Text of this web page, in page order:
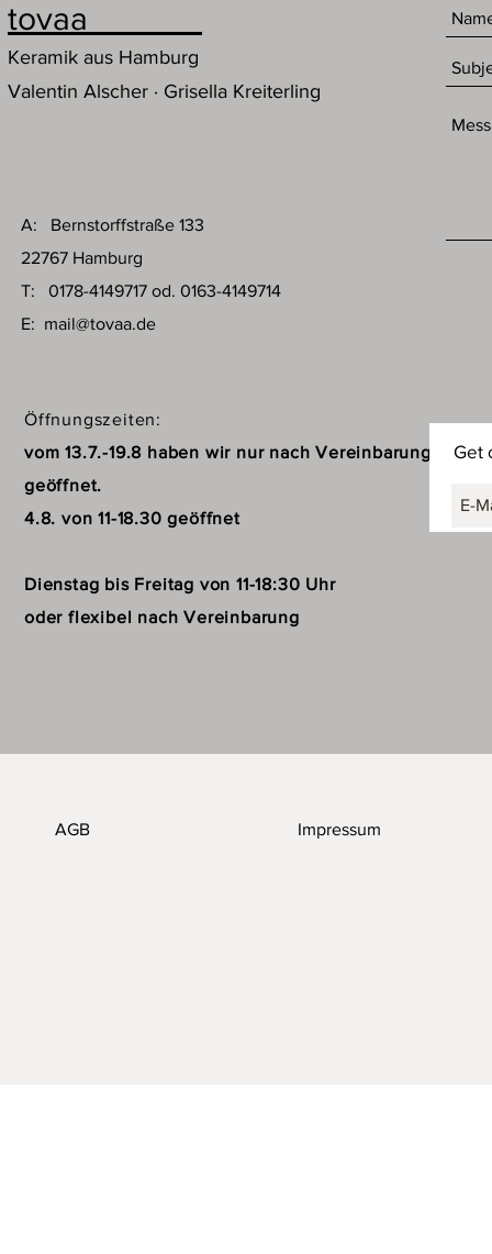
tovaa
Keramik aus Hamburg
Valentin Alscher · Grisella Kreiterling
A: Bernstorffstraße 133
22767 Hamburg
T: 0178-4149717 od. 0163-4149714
E: mail@tovaa.de
Öffnungszeiten:
vom 13.7.-19.8 haben wir nur nach Vereinbarung
geöffnet.
4.8. von 11-18.30 geöffnet
Dienstag bis Freitag von 11-18:30 Uhr
oder flexibel nach Vereinbarung
Get
AGB Impressum